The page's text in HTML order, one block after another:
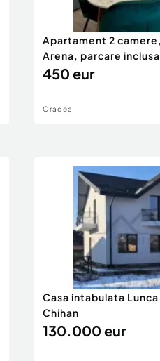
Apartament 2
Arena, parcare
450 eur
Oradea
Casa intabulata
Chihan
130.000 eur